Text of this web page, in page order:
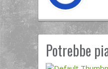
Potrebbe